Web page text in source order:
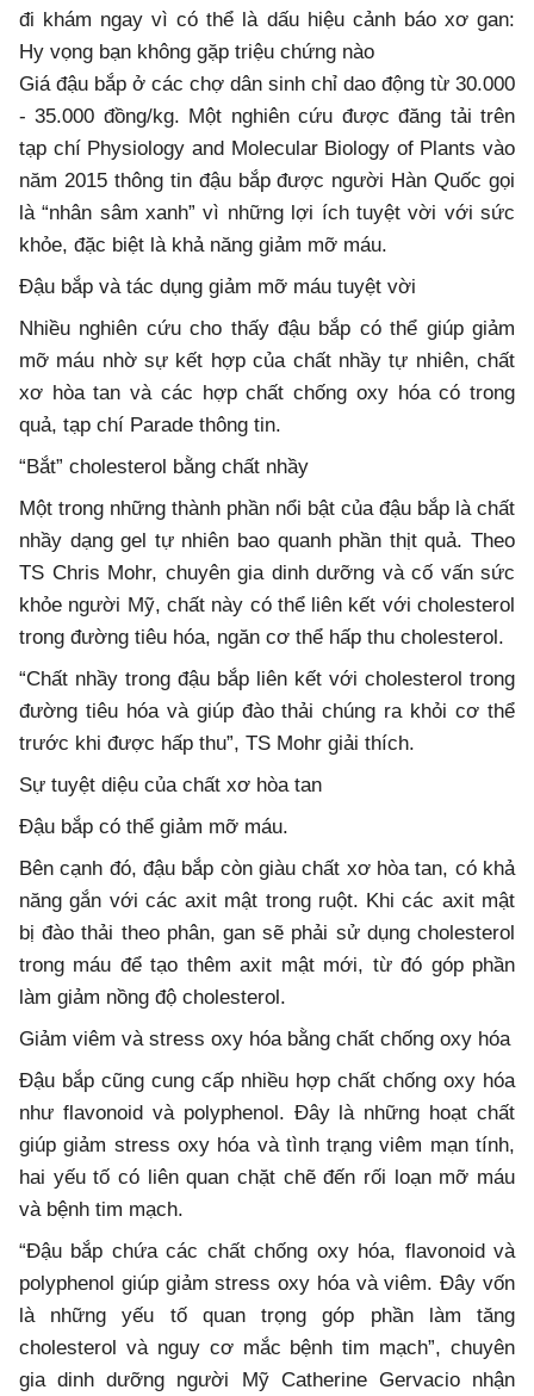
đi khám ngay vì có thể là dấu hiệu cảnh báo xơ gan:
Hy vọng bạn không gặp triệu chứng nào
Giá đậu bắp ở các chợ dân sinh chỉ dao động từ 30.000
- 35.000 đồng/kg. Một nghiên cứu được đăng tải trên
tạp chí Physiology and Molecular Biology of Plants vào
năm 2015 thông tin đậu bắp được người Hàn Quốc gọi
là “nhân sâm xanh” vì những lợi ích tuyệt vời với sức
khỏe, đặc biệt là khả năng giảm mỡ máu.
Đậu bắp và tác dụng giảm mỡ máu tuyệt vời
Nhiều nghiên cứu cho thấy đậu bắp có thể giúp giảm
mỡ máu nhờ sự kết hợp của chất nhầy tự nhiên, chất
xơ hòa tan và các hợp chất chống oxy hóa có trong
quả, tạp chí Parade thông tin.
“Bắt” cholesterol bằng chất nhầy
Một trong những thành phần nổi bật của đậu bắp là chất
nhầy dạng gel tự nhiên bao quanh phần thịt quả. Theo
TS Chris Mohr, chuyên gia dinh dưỡng và cố vấn sức
khỏe người Mỹ, chất này có thể liên kết với cholesterol
trong đường tiêu hóa, ngăn cơ thể hấp thu cholesterol.
“Chất nhầy trong đậu bắp liên kết với cholesterol trong
đường tiêu hóa và giúp đào thải chúng ra khỏi cơ thể
trước khi được hấp thu”, TS Mohr giải thích.
Sự tuyệt diệu của chất xơ hòa tan
Đậu bắp có thể giảm mỡ máu.
Bên cạnh đó, đậu bắp còn giàu chất xơ hòa tan, có khả
năng gắn với các axit mật trong ruột. Khi các axit mật
bị đào thải theo phân, gan sẽ phải sử dụng cholesterol
trong máu để tạo thêm axit mật mới, từ đó góp phần
làm giảm nồng độ cholesterol.
Giảm viêm và stress oxy hóa bằng chất chống oxy hóa
Đậu bắp cũng cung cấp nhiều hợp chất chống oxy hóa
như flavonoid và polyphenol. Đây là những hoạt chất
giúp giảm stress oxy hóa và tình trạng viêm mạn tính,
hai yếu tố có liên quan chặt chẽ đến rối loạn mỡ máu
và bệnh tim mạch.
“Đậu bắp chứa các chất chống oxy hóa, flavonoid và
polyphenol giúp giảm stress oxy hóa và viêm. Đây vốn
là những yếu tố quan trọng góp phần làm tăng
cholesterol và nguy cơ mắc bệnh tim mạch”, chuyên
gia dinh dưỡng người Mỹ Catherine Gervacio nhận